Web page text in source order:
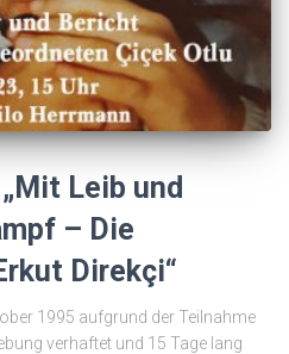
Leib und
– Die
Direkçi“
1995 aufgrund der Teilnahme
verhaftet und 15 Tage lang